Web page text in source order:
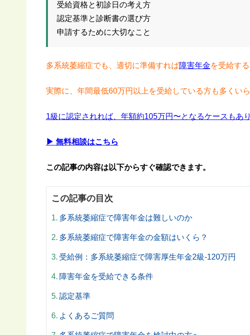
受給資格と初診日の考え方
認定基準と診断書の選び方
申請するために大切なこと
多系統萎縮症でも、適切に準備すれば障害年金を受給す
実際に、年間最低60万円以上を受給している方も多くいら
1級に認定されれば、年額約105万円〜となるケースもあり
▶ 無料相談はこちら
この記事の内容は以下からすぐ確認できます。
この記事の目次
多系統萎縮症で障害年金は難しいのか
多系統萎縮症で障害年金の金額はいくら？
受給例：多系統萎縮症で障害厚生年金2級-120万円
障害年金を受給できる条件
認定基準
よくあるご質問